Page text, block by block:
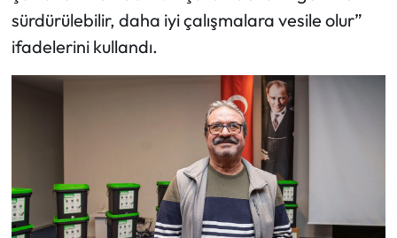
sürdürülebilir, daha iyi çalışmalara vesile olur”
ifadelerini kullandı.